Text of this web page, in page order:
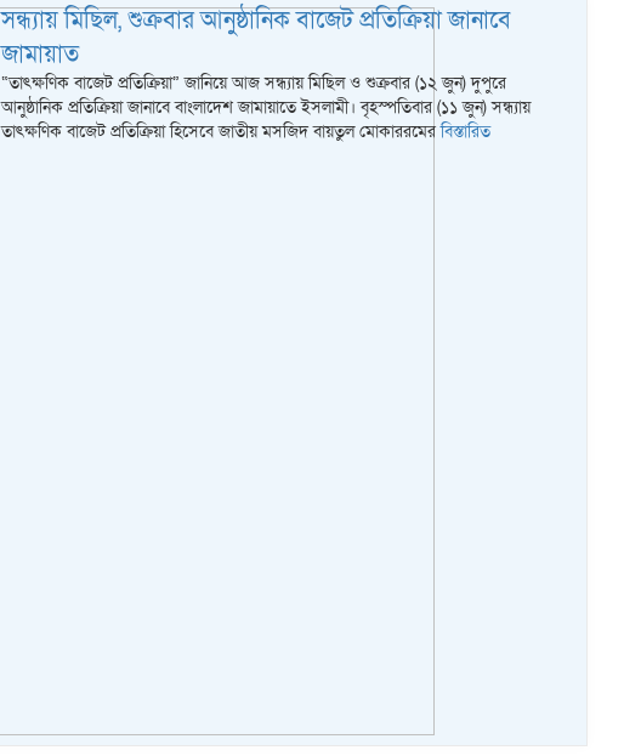
সন্ধ্যায় মিছিল, শুক্রবার আনুষ্ঠানিক বাজেট প্রতিক্রিয়া জানাবে
জামায়াত
“তাৎক্ষণিক বাজেট প্রতিক্রিয়া” জানিয়ে আজ সন্ধ্যায় মিছিল ও শুক্রবার (১২ জুন) দুপুরে
আনুষ্ঠানিক প্রতিক্রিয়া জানাবে বাংলাদেশ জামায়াতে ইসলামী। বৃহস্পতিবার (১১ জুন) সন্ধ্যায়
তাৎক্ষণিক বাজেট প্রতিক্রিয়া হিসেবে জাতীয় মসজিদ বায়তুল মোকাররমেরবিস্তারিত